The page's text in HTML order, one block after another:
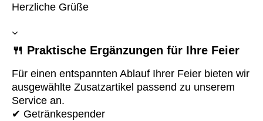
Herzliche Grüße
🍴 Praktische Ergänzungen für Ihre Feier
Für einen entspannten Ablauf Ihrer Feier bieten wir
ausgewählte Zusatzartikel passend zu unserem
Service an.
✔ Getränkespender